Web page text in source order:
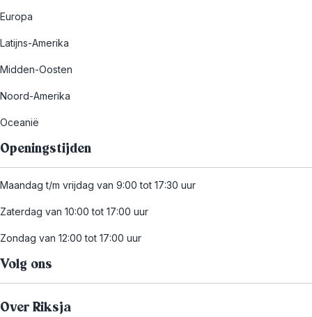
Europa
Latijns-Amerika
Midden-Oosten
Noord-Amerika
Oceanië
Openingstijden
Maandag t/m vrijdag van 9:00 tot 17:30 uur
Zaterdag van 10:00 tot 17:00 uur
Zondag van 12:00 tot 17:00 uur
Volg ons
Over Riksja